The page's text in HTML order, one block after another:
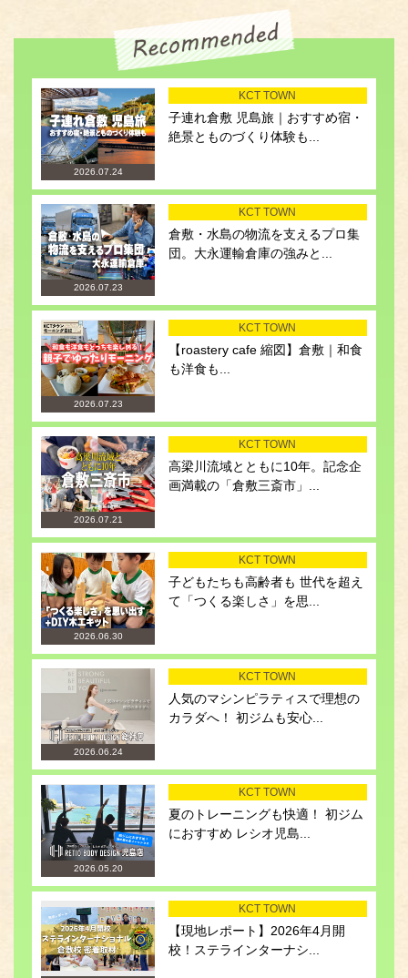
2026.07.24
KCT TOWN
子連れ倉敷 児島旅｜おすすめ宿・
絶景とものづくり体験も...
2026.07.23
KCT TOWN
倉敷・水島の物流を支えるプロ集
団。大永運輸倉庫の強みと...
2026.07.23
KCT TOWN
【roastery cafe 縮図】倉敷｜和食
も洋食も...
2026.07.21
KCT TOWN
高梁川流域とともに10年。記念企
画満載の「倉敷三斎市」...
2026.06.30
KCT TOWN
子どもたちも高齢者も 世代を超え
て「つくる楽しさ」を思...
2026.06.24
KCT TOWN
人気のマシンピラティスで理想の
カラダへ！ 初ジムも安心...
2026.05.20
KCT TOWN
夏のトレーニングも快適！ 初ジム
におすすめ レシオ児島...
KCT TOWN
【現地レポート】2026年4月開
校！ステラインターナシ...